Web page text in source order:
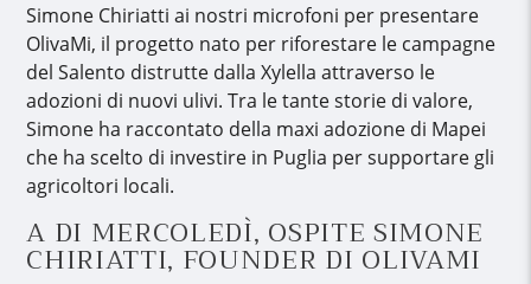
Simone Chiriatti ai nostri microfoni per presentare
OlivaMi, il progetto nato per riforestare le campagne
del Salento distrutte dalla Xylella attraverso le
adozioni di nuovi ulivi. Tra le tante storie di valore,
Simone ha raccontato della maxi adozione di Mapei
che ha scelto di investire in Puglia per supportare gli
agricoltori locali.
A DI MERCOLEDÌ, OSPITE SIMONE
CHIRIATTI, FOUNDER DI OLIVAMI